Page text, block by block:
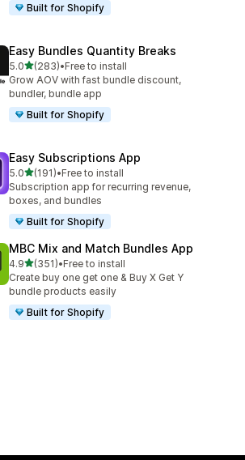
Built for Shopify
Easy Bundles Quantity Breaks
5.05つ星中
(283)
合計レビュー数：283件
•Free to install
Grow AOV with fast bundle discount,
bundler, bundle app
Built for Shopify
Easy Subscriptions App
5.05つ星中
(191)
合計レビュー数：191件
•Free to install
Subscription app for recurring revenue,
boxes, and bundles
Built for Shopify
MBC Mix and Match Bundles App
4.95つ星中
(351)
合計レビュー数：351件
•Free to install
Create buy one get one & Buy X Get Y
bundle products easily
Built for Shopify